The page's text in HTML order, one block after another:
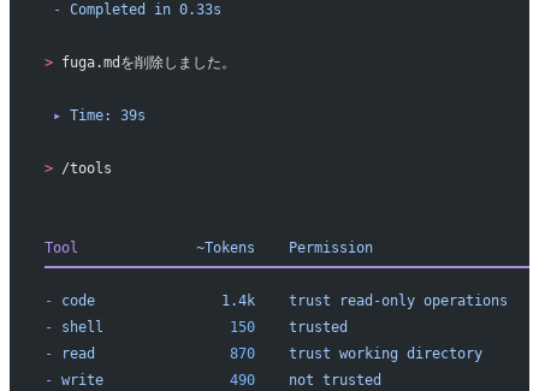
- Completed in 0.33s
> fuga.mdを削除しました。
▸ Time: 39s
> /tools
Tool
              ~Tokens
    Permission
- code
               1.4k
    trust
read-only operations
- shell
               150
    trusted
- read
                870
    trust
working directory
- write
               490
    not
trusted